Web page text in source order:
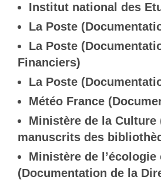
Institut national des
La Poste
La Poste
Financiers)
La Poste
Météo France
Ministère de la Culture
manuscrits des
Ministère de
(Documentation de la